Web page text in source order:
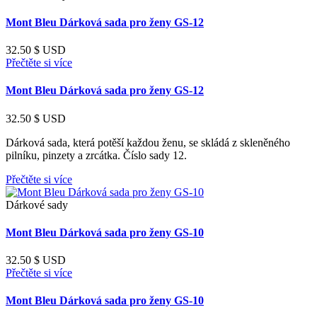
Mont Bleu Dárková sada pro ženy GS-12
32.50 $ USD
Přečtěte si více
Mont Bleu Dárková sada pro ženy GS-12
32.50 $ USD
Dárková sada, která potěší každou ženu, se skládá z skleněného
pilníku, pinzety a zrcátka. Číslo sady 12.
Přečtěte si více
Dárkové sady
Mont Bleu Dárková sada pro ženy GS-10
32.50 $ USD
Přečtěte si více
Mont Bleu Dárková sada pro ženy GS-10